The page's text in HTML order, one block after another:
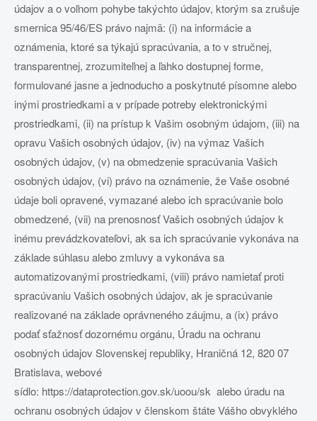
údajov a o voľnom pohybe takýchto údajov, ktorým sa zrušuje
smernica 95/46/ES právo najmä: (i) na informácie a
oznámenia, ktoré sa týkajú spracúvania, a to v stručnej,
transparentnej, zrozumiteľnej a ľahko dostupnej forme,
formulované jasne a jednoducho a poskytnuté písomne alebo
inými prostriedkami a v prípade potreby elektronickými
prostriedkami, (ii) na prístup k Vašim osobným údajom, (iii) na
opravu Vašich osobných údajov, (iv) na výmaz Vašich
osobných údajov, (v) na obmedzenie spracúvania Vašich
osobných údajov, (vi) právo na oznámenie, že Vaše osobné
údaje boli opravené, vymazané alebo ich spracúvanie bolo
obmedzené, (vii) na prenosnosť Vašich osobných údajov k
inému prevádzkovateľovi, ak sa ich spracúvanie vykonáva na
základe súhlasu alebo zmluvy a vykonáva sa
automatizovanými prostriedkami, (viii) právo namietať proti
spracúvaniu Vašich osobných údajov, ak je spracúvanie
realizované na základe oprávneného záujmu, a (ix) právo
podať sťažnosť dozornému orgánu, Úradu na ochranu
osobných údajov Slovenskej republiky, Hraničná 12, 820 07
Bratislava, webové
sídlo: https://dataprotection.gov.sk/uoou/sk alebo úradu na
ochranu osobných údajov v členskom štáte Vášho obvyklého